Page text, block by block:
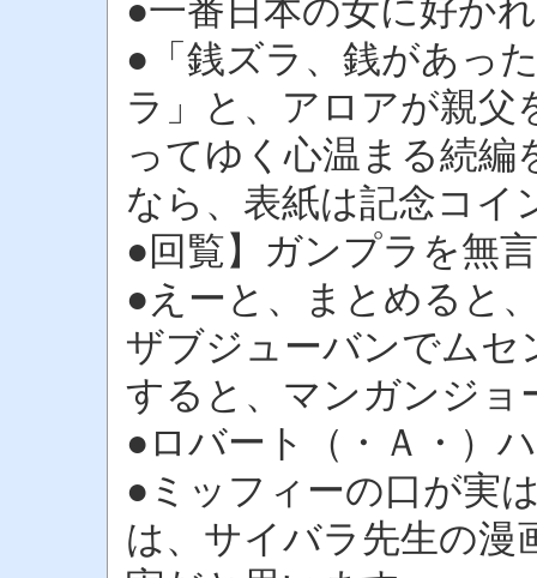
●一番日本の女に好か
●「銭ズラ、銭があっ
ラ」と、アロアが親
ってゆく心温まる続
なら、表紙は記念コイ
●回覧】ガンプラを無
●えーと、まとめると
ザブジューバンでム
すると、マンガンジ
●ロバート（・Ａ・）
●ミッフィーの口が実
は、サイバラ先生の漫